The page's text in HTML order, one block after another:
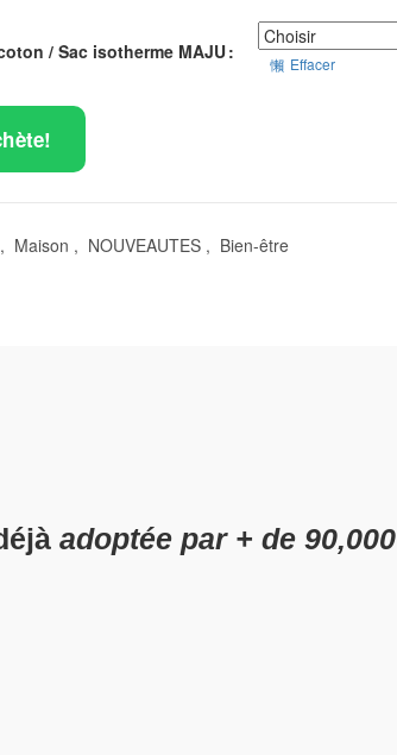
/ Sac isotherme MAJU
Effacer
, Maison , NOUVEAUTES , Bien-être
adoptée par + de 90,000